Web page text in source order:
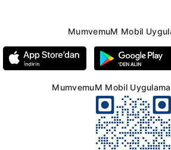
MumvemuM Mobil
MumvemuM Mobil